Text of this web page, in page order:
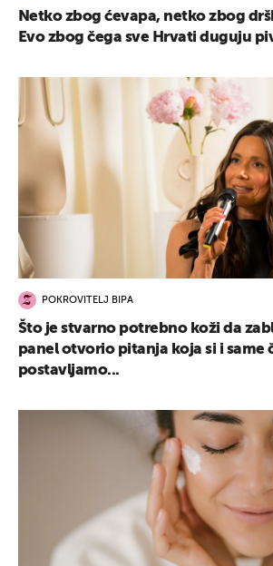
Netko zbog ćevapa, netko zbog
Evo zbog čega sve Hrvati duguju
POKROVITELJ BIPA
Što je stvarno potrebno koži da
panel otvorio pitanja koja si i same
postavljamo...